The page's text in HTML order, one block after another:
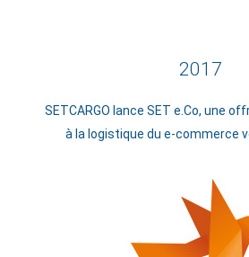
2017
SETCARGO lance SET e.Co, une
à la logistique du e-commerce